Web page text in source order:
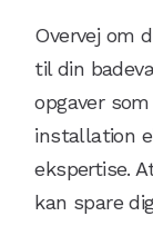
Overvej om
til din
opgaver
installation
ekspertise.
kan spare